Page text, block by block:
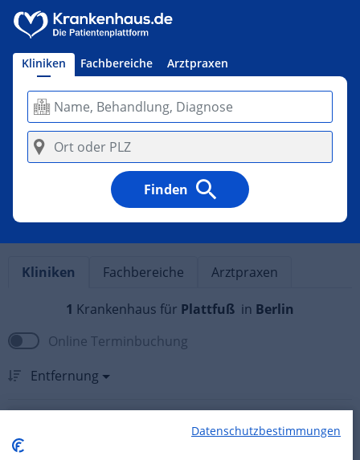
Kliniken Fachbereiche Arztpraxen
Finden
Kliniken Fachbereiche Arztpraxen
1 Krankenhaus für Plattfuß in Berlin
Online Terminbuchung
Entfernung
HELIOS Klinikum Emil von Behring GmbH 12.13
Datenschutzbestimmungen